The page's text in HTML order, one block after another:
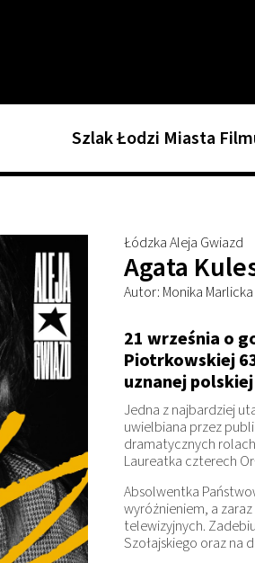
Szlak Łodzi Miasta
Łódzka Aleja Gwiazd
Agata
Autor: Monika Marlicka
21 września o
Piotrkowskiej
uznanej
Jedna z najbardziej
uwielbiana przez
dramatycznych
Laureatka czterech
Absolwentka
wyróżnieniem, a
telewizyjnych.
Szołajskiego oraz na